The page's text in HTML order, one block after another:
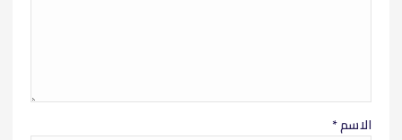
الاسم*